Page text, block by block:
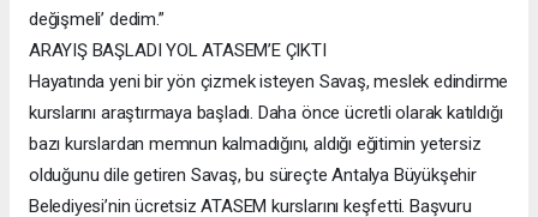
değişmeli’ dedim.”
ARAYIŞ BAŞLADI YOL ATASEM’E ÇIKTI
Hayatında yeni bir yön çizmek isteyen Savaş, meslek edindirme
kurslarını araştırmaya başladı. Daha önce ücretli olarak katıldığı
bazı kurslardan memnun kalmadığını, aldığı eğitimin yetersiz
olduğunu dile getiren Savaş, bu süreçte Antalya Büyükşehir
Belediyesi’nin ücretsiz ATASEM kurslarını keşfetti. Başvuru